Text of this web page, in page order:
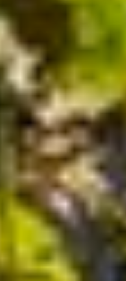
ein, dass
Die USA
ein Land mit
durch US-
"Auswahl
erhalten
hier: